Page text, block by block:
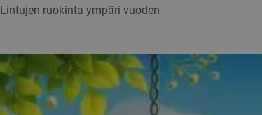
Lintujen ruokinta ympäri vuoden